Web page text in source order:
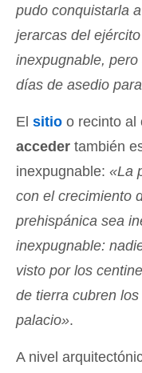
pudo conquistarla
jerarcas del
inexpugnable,
días de asedio
El sitio o recinto al
acceder también
inexpugnable: «La
con el crecimiento
prehispánica sea
inexpugnable:
visto por los
de tierra cubren
palacio».
A nivel